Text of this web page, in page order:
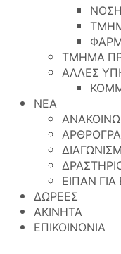
ΤΜΗΜΑ
ΑΛΛΕΣ
ΝΕΑ
ΕΙΠΑΝ
ΔΩΡΕΕΣ
ΑΚΙΝΗΤΑ
ΕΠΙΚΟΙΝΩΝΙΑ